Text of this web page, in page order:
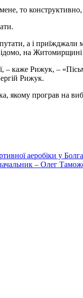
то
а і приїжджали
на
каже Рижук, –
Рижук.
якому програв на
аеробіки у
– Олег